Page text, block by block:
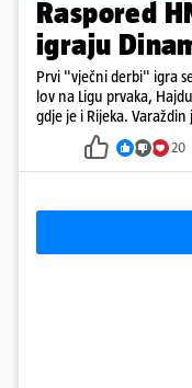
Raspored
igraju
Prvi "vječni derbi" igra
lov na Ligu prvaka,
gdje je i Rijeka.
20